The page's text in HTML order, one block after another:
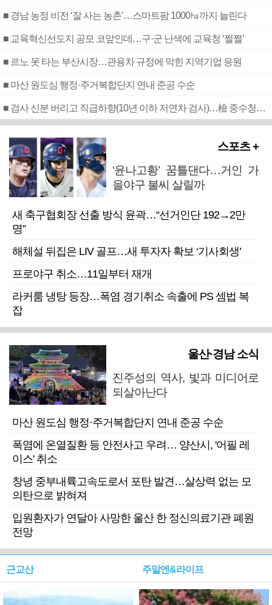
■ 경남 농정 비전 ‘잘 사는 농촌’…스마트팜 1000㏊까지 늘린다
■ 교육혁신선도지 공모 코앞인데…구·군 난색에 교육청 ‘쩔쩔’
■ 르노 못 타는 부산시장…관용차 규정에 막힌 지역기업 응원
■ 마산 원도심 행정·주거복합단지 연내 준공 수순
■ 검사 신분 버리고 직급하향(10년 이하 저연차 검사)…檢 중수청행 기피
스포츠 +
‘윤나고황’ 꿈틀댄다…거인 가
을야구 불씨 살릴까
새 축구협회장 선출 방식 윤곽…“선거인단 192→2만
명”
해체설 뒤집은 LIV 골프…새 투자자 확보 ‘기사회생’
프로야구 취소…11일부터 재개
라커룸 냉탕 등장…폭염 경기취소 속출에 PS 셈법 복
잡
울산·경남 소식
진주성의 역사, 빛과 미디어로
되살아난다
마산 원도심 행정·주거복합단지 연내 준공 수순
폭염에 온열질환 등 안전사고 우려… 양산시, '어필 레
이스' 취소
창녕 중부내륙고속도로서 포탄 발견…살상력 없는 모
의탄으로 밝혀져
입원환자가 연달아 사망한 울산 한 정신의료기관 폐원
전망
근교산 주말엔&라이프